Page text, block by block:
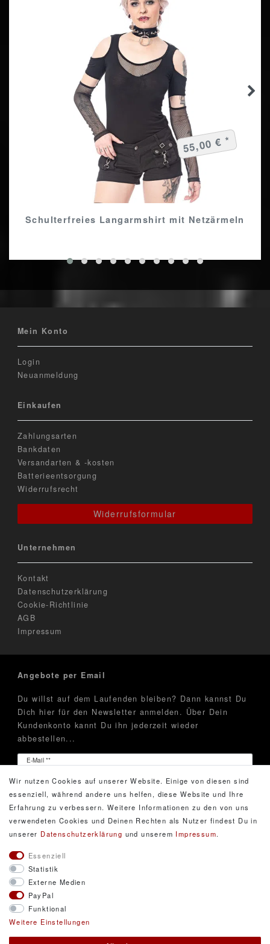
Schulterfreies Langarmshirt mit Netzärmeln
55,00 € *
Mein Konto
Login
Neuanmeldung
Einkaufen
Zahlungsarten
Bankdaten
Versandarten & -kosten
Batterieentsorgung
Widerrufsrecht
Widerrufsformular
Unternehmen
Kontakt
Datenschutzerklärung
Cookie-Richtlinie
AGB
Impressum
Angebote per Email
Du willst auf dem Laufenden bleiben? Dann kannst Du
Dich hier für den Newsletter anmelden. Über Dein
Kundenkonto kannt Du ihn jederzeit wieder
abbestellen...
E-Mail **
Newsletter
Hiermit bestätige ich, dass ich die
Daten­schutz­erklärung
gelesen habe. Meine Einwilligung kann ich jederzeit
widerrufen.**
© Copyright 2026 DarXity GbR. Gestaltung, Design
und Style durch DarXity GbR. Alle Rechte
Wir nutzen Cookies auf unserer Website. Einige von diesen sind
essenziell, während andere uns helfen, diese Website und Ihre
Erfahrung zu verbessern. Weitere Informationen zu den von uns
verwendeten Cookies und Deinen Rechten als Nutzer findest Du in
unserer Daten­schutz­erklärung und unserem Impressum.
Essenziell
Statistik
Externe Medien
PayPal
Funktional
Weitere Einstellungen